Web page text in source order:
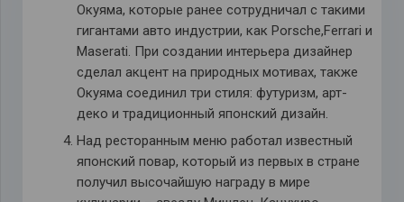
Окуяма, которые ранее сотрудничал с такими
гигантами авто индустрии, как Porsche,Ferrari и
Maserati. При создании интерьера дизайнер
сделал акцент на природных мотивах, также
Окуяма соединил три стиля: футуризм, арт-
деко и традиционный японский дизайн.
Над ресторанным меню работал известный
японский повар, который из первых в стране
получил высочайшую награду в мире